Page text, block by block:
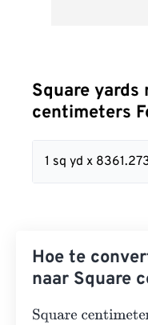
Square yards
centimeters
1 sq yd x
Hoe te
naar Square
Square centimeters